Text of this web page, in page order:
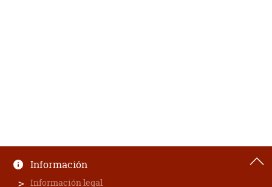
Información
Información legal